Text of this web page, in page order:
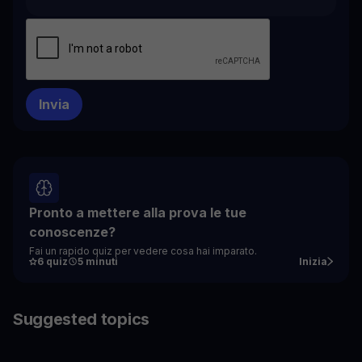
Pronto a mettere alla prova le tue
conoscenze?
Fai un rapido quiz per vedere cosa hai imparato.
6 quiz
5 minuti Inizia
Suggested topics